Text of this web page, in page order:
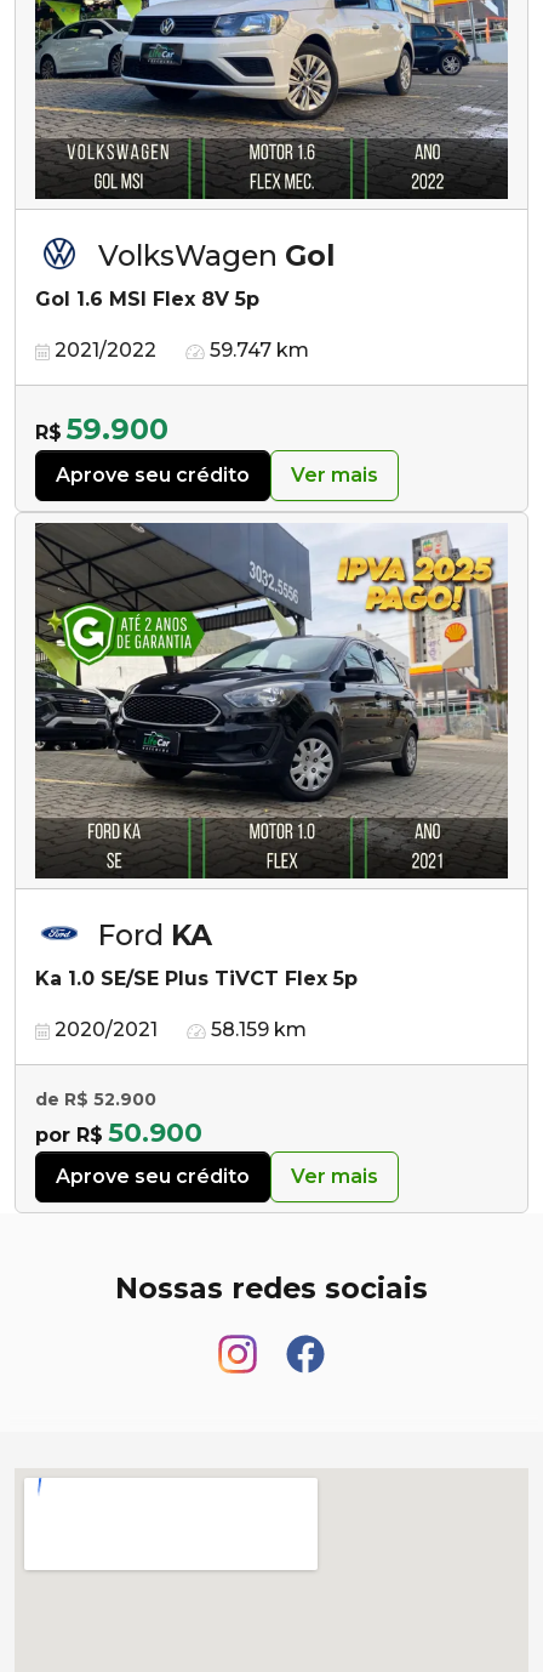
VolksWagen Gol
Gol 1.6 MSI Flex 8V 5p
2021/2022 59.747 km
R$ 59.900
Aprove seu crédito Ver mais
Ford KA
Ka 1.0 SE/SE Plus TiVCT Flex 5p
2020/2021 58.159 km
de R$ 52.900
por R$ 50.900
Aprove seu crédito Ver mais
Nossas redes sociais